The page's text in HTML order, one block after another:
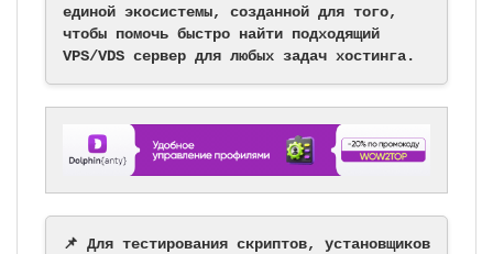
единой экосистемы, созданной для того,
чтобы помочь быстро найти подходящий
VPS/VDS сервер для любых задач хостинга.
📌 Для тестирования скриптов, установщиков